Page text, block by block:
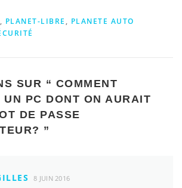
, PLANET-LIBRE , PLANETE AUTO
SUR “ COMMENT
UN PC DONT ON AURAIT
DE PASSE
”
8 JUIN 2016